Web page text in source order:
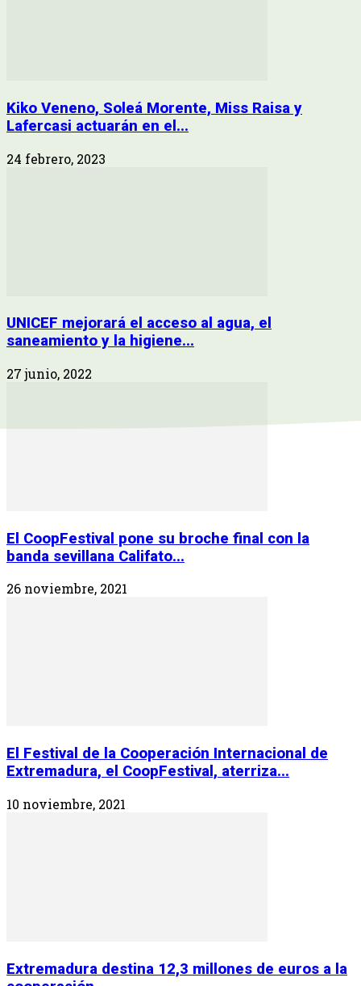
Kiko Veneno, Soleá Morente, Miss Raisa y
Lafercasi actuarán en el...
24 febrero, 2023
UNICEF mejorará el acceso al agua, el
saneamiento y la higiene...
27 junio, 2022
El CoopFestival pone su broche final con la
banda sevillana Califato...
26 noviembre, 2021
El Festival de la Cooperación Internacional de
Extremadura, el CoopFestival, aterriza...
10 noviembre, 2021
Extremadura destina 12,3 millones de euros a la